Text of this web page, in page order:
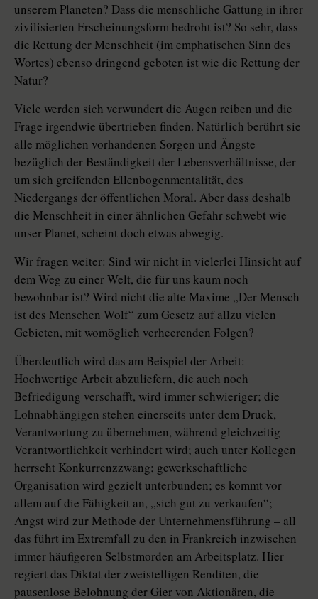
unserem Planeten? Dass die menschliche Gattung in ihrer
zivilisierten Erscheinungsform bedroht ist? So sehr, dass
die Rettung der Menschheit (im emphatischen Sinn des
Wortes) ebenso dringend geboten ist wie die Rettung der
Natur?
Viele werden sich verwundert die Augen reiben und die
Frage irgendwie übertrieben finden. Natürlich berührt sie
alle möglichen vorhandenen Sorgen und Ängste –
bezüglich der Beständigkeit der Lebensverhältnisse, der
um sich greifenden Ellenbogenmentalität, des
Niedergangs der öffentlichen Moral. Aber dass deshalb
die Menschheit in einer ähnlichen Gefahr schwebt wie
unser Planet, scheint doch etwas abwegig.
Wir fragen weiter: Sind wir nicht in vielerlei Hinsicht auf
dem Weg zu einer Welt, die für uns kaum noch
bewohnbar ist? Wird nicht die alte Maxime „Der Mensch
ist des Menschen Wolf“ zum Gesetz auf allzu vielen
Gebieten, mit womöglich verheerenden Folgen?
Überdeutlich wird das am Beispiel der Arbeit:
Hochwertige Arbeit abzuliefern, die auch noch
Befriedigung verschafft, wird immer schwieriger; die
Lohnabhängigen stehen einerseits unter dem Druck,
Verantwortung zu übernehmen, während gleichzeitig
Verantwortlichkeit verhindert wird; auch unter Kollegen
herrscht Konkurrenzzwang; gewerkschaftliche
Organisation wird gezielt unterbunden; es kommt vor
allem auf die Fähigkeit an, „sich gut zu verkaufen“;
Angst wird zur Methode der Unternehmensführung – all
das führt im Extremfall zu den in Frankreich inzwischen
immer häufigeren Selbstmorden am Arbeitsplatz. Hier
regiert das Diktat der zweistelligen Renditen, die
pausenlose Belohnung der Gier von Aktionären, die